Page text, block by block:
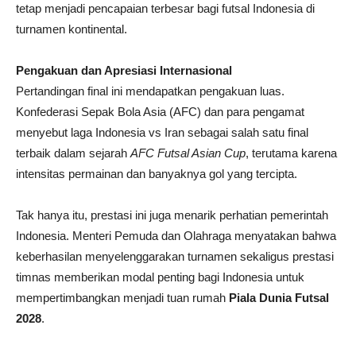
tetap menjadi pencapaian terbesar bagi futsal Indonesia di
turnamen kontinental.
Pengakuan dan Apresiasi Internasional
Pertandingan final ini mendapatkan pengakuan luas.
Konfederasi Sepak Bola Asia (AFC) dan para pengamat
menyebut laga Indonesia vs Iran sebagai salah satu final
terbaik dalam sejarah AFC Futsal Asian Cup, terutama karena
intensitas permainan dan banyaknya gol yang tercipta.
Tak hanya itu, prestasi ini juga menarik perhatian pemerintah
Indonesia. Menteri Pemuda dan Olahraga menyatakan bahwa
keberhasilan menyelenggarakan turnamen sekaligus prestasi
timnas memberikan modal penting bagi Indonesia untuk
mempertimbangkan menjadi tuan rumah Piala Dunia Futsal
2028.